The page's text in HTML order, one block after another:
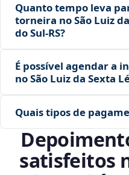
Quanto tempo leva
torneira no São Luiz
do Sul‑RS?
É possível agendar a
no São Luiz da Sexta
Quais tipos de
satisfeitos